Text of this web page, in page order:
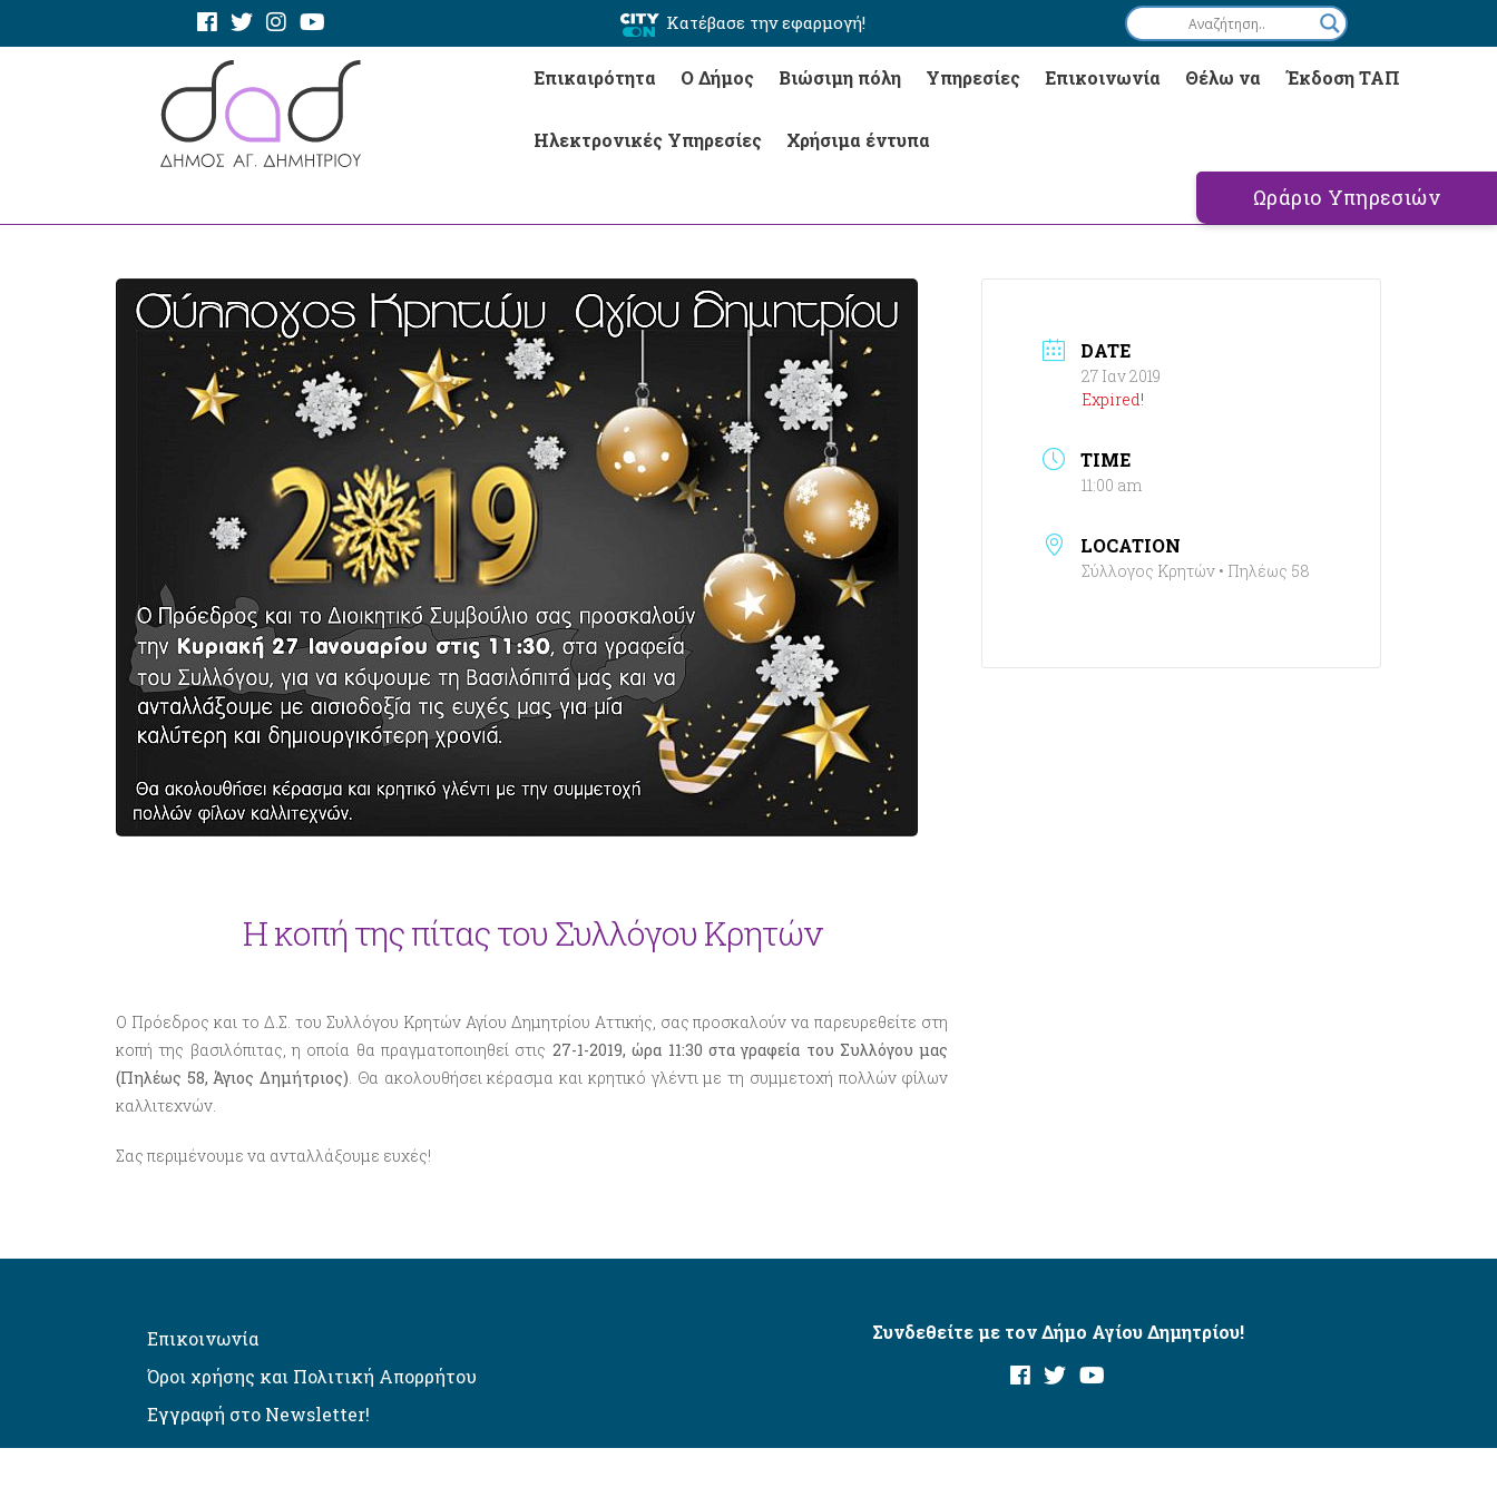
Κατέβασε την εφαρμογή!
Επικαιρότητα Ο Δήμος Βιώσιμη πόλη Υπηρεσίες Επικοινωνία Θέλω να Έκδοση ΤΑΠ
Ηλεκτρονικές Υπηρεσίες Χρήσιμα έντυπα
Ωράριο Υπηρεσιών
Η κοπή της πίτας του Συλλόγου Κρητών
O Πρόεδρος και το Δ.Σ. του Συλλόγου Κρητών Αγίου Δημητρίου Αττικής, σας προσκαλούν να παρευρεθείτε στη
κοπή της βασιλόπιτας, η οποία θα πραγματοποιηθεί στις 27-1-2019, ώρα 11:30 στα γραφεία του Συλλόγου μας
(Πηλέως 58, Άγιος Δημήτριος). Θα ακολουθήσει κέρασμα και κρητικό γλέντι με τη συμμετοχή πολλών φίλων
καλλιτεχνών.
Σας περιμένουμε να ανταλλάξουμε ευχές!
DATE
27 Ιαν 2019
Expired!
TIME
11:00 am
LOCATION
Σύλλογος Κρητών • Πηλέως 58
Επικοινωνία
Όροι χρήσης και Πολιτική Απορρήτου
Εγγραφή στο Newsletter!
Συνδεθείτε με τον Δήμο Αγίου Δημητρίου!